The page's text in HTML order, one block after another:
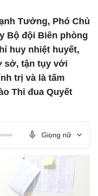
Tưởng, Phó Chủ
Bộ đội Biên phòng
huy nhiệt huyết,
sở, tận tụy với
trị và là tấm
Thi đua Quyết
Giọng nữ